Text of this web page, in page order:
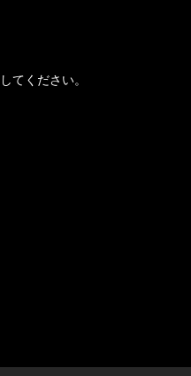
してください。